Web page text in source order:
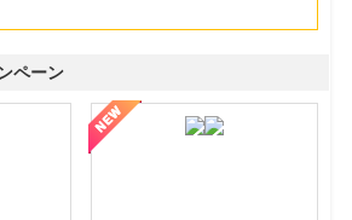
ペーン